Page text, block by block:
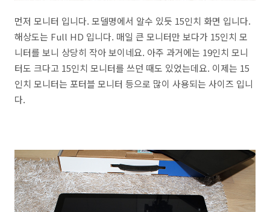
먼저 모니터 입니다. 모델명에서 알수 있듯 15인치 화면 입니다.
해상도는 Full HD 입니다. 매일 큰 모니터만 보다가 15인치 모
니터를 보니 상당히 작아 보이네요. 아주 과거에는 19인치 모니
터도 크다고 15인치 모니터를 쓰던 때도 있었는데요. 이제는 15
인치 모니터는 포터블 모니터 등으로 많이 사용되는 사이즈 입니
다.